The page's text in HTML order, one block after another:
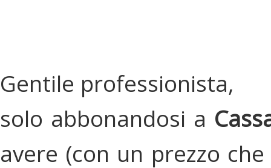
Gentile professionista,
solo abbonandosi a
avere (con un prezzo